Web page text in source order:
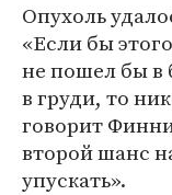
Опухоль
«Если бы
не пошел бы в
в груди, то
говорит
второй шанс
упускать».